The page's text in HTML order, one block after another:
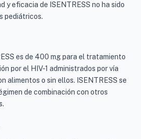
y eficacia de ISENTRESS no ha sido
pediátricos.
es de 400 mg para el tratamiento
por el HIV-1 administrados por vía
alimentos o sin ellos. ISENTRESS se
de combinación con otros